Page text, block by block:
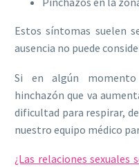
Estos síntomas suelen
ausencia no puede
Si en algún
hinchazón que va
dificultad para respirar,
nuestro equipo médico
¿Las relaciones sexuales